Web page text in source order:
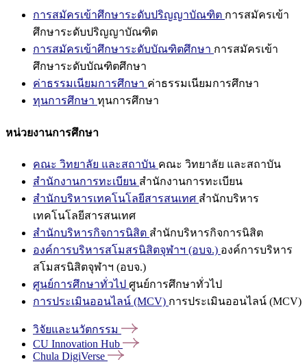
การสมัครเข้าศึกษาระดับปริญญาบัณฑิต การสมัครเข้า
ศึกษาระดับปริญญาบัณฑิต
การสมัครเข้าศึกษาระดับบัณฑิตศึกษา การสมัครเข้า
ศึกษาระดับบัณฑิตศึกษา
ค่าธรรมเนียมการศึกษา ค่าธรรมเนียมการศึกษา
ทุนการศึกษา ทุนการศึกษา
หน่วยงานการศึกษา
คณะ วิทยาลัย และสถาบัน คณะ วิทยาลัย และสถาบัน
สำนักงานการทะเบียน สำนักงานการทะเบียน
สำนักบริหารเทคโนโลยีสารสนเทศ สำนักบริหาร
เทคโนโลยีสารสนเทศ
สำนักบริหารกิจการนิสิต สำนักบริหารกิจการนิสิต
องค์การบริหารสโมสรนิสิตจุฬาฯ (อบจ.) องค์การบริหาร
สโมสรนิสิตจุฬาฯ (อบจ.)
ศูนย์การศึกษาทั่วไป ศูนย์การศึกษาทั่วไป
การประเมินออนไลน์ (MCV) การประเมินออนไลน์ (MCV)
วิจัยและนวัตกรรม
CU Innovation Hub
Chula DigiVerse